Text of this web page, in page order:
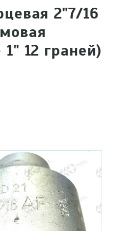
2"7/16
12 граней)